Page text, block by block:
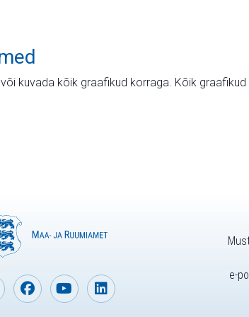
kuvada kõik graafikud korraga. Kõik
e-